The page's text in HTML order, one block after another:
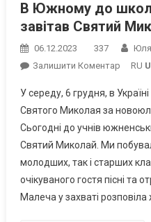
В Южному до
завітав Святий
06.12.2023 337
Залишити КоментарOn
До
На
Уроки
Святий
RU
У середу, 6 грудня, в
Святого Миколая за
Сьогодні до учнів
Святий Миколай. Ми
молодших, так і старших
очікуваного гостя пісні та
Малеча у захваті розповіла